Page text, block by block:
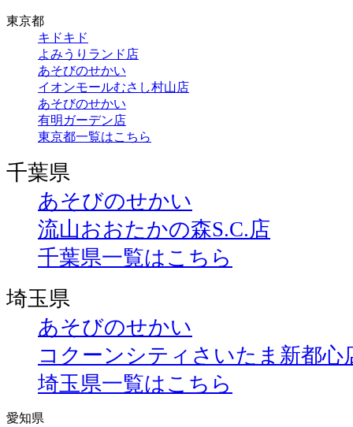
東京都
キドキド
よみうりランド店
あそびのせかい
イオンモールむさし村山店
あそびのせかい
有明ガーデン店
東京都一覧はこちら
千葉県
あそびのせかい
流山おおたかの森S.C.店
千葉県一覧はこちら
埼玉県
あそびのせかい
コクーンシティさいたま新都心
埼玉県一覧はこちら
愛知県